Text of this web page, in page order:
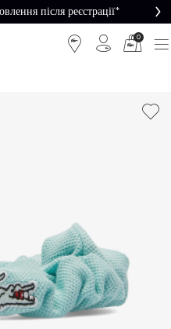
після реєстрації*
0